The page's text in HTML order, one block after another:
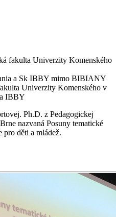
fakulta Univerzity Komenského
a Sk IBBY mimo BIBIANY
Univerzity Komenského v
IBBY
Ph.D. z Pedagogickej
nazvaná Posuny tematické
pro děti a mládež.